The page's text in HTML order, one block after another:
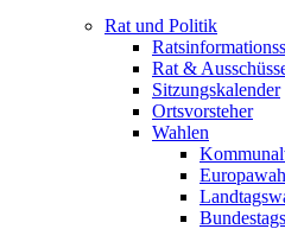
Rat und Politik
Rat &
Sitzungskalender
Ortsvorsteher
Wahlen